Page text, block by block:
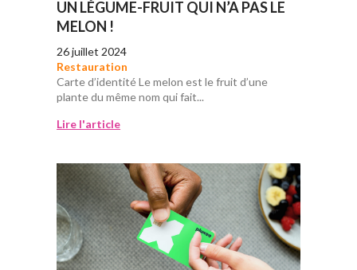
UN LÉGUME-FRUIT QUI N’A PAS LE
MELON !
26 juillet 2024
Restauration
Carte d’identité Le melon est le fruit d’une
plante du même nom qui fait...
Lire l'article